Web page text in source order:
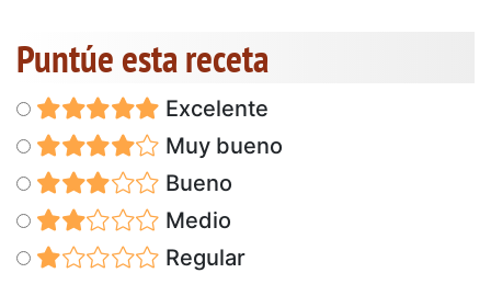
Puntúe esta receta
Excelente
Muy bueno
Bueno
Medio
Regular